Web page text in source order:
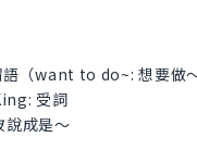
（want to do~: 想要做～
受詞
成是～